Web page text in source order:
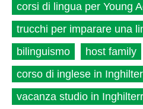
corsi di lingua per Young
trucchi per imparare una
bilinguismo
host family
corso di inglese in
vacanza studio in